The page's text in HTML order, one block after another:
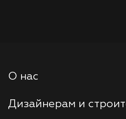
О нас
Дизайнерам и